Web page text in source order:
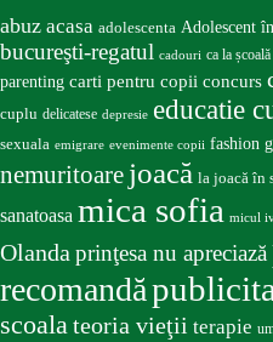
abuz acasa adolescenta Adolescent
bucureşti-regatul cadouri ca la școală
parenting carti pentru copii concurs
cuplu delicatese depresie educatie
sexuala emigrare evenimente copii fashion
nemuritoare joacă la joacă în
sanatoasa mica sofia micul
Olandaprinţesa nu apreciază
recomandă
scoalateoria vieţii terapie